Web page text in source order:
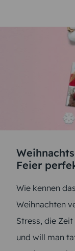
Feier
Wie kennen
Weihnachten
Stress, die
und will man